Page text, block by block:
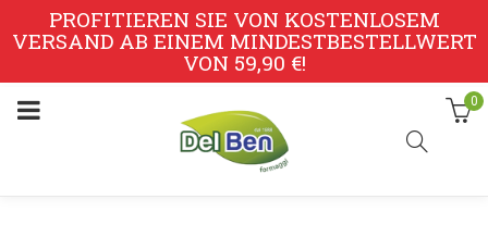
PROFITIEREN SIE VON KOSTENLOSEM
VERSAND AB EINEM MINDESTBESTELLWERT
VON 59,90 €!
0